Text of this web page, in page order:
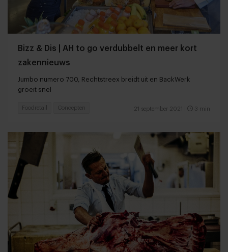
Bizz & Dis | AH to go verdubbelt en meer kort
zakennieuws
Jumbo numero 700, Rechtstreex breidt uit en BackWerk
groeit snel
21 september 2021 3 min
Foodretail Concepten